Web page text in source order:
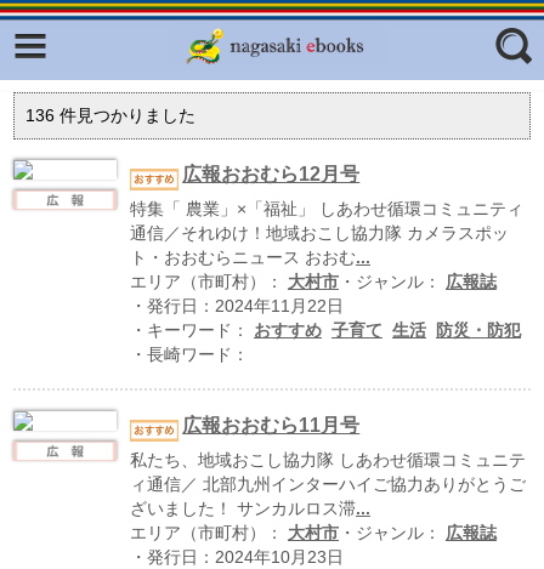
ジャンル
エリア
136件見つかりました
広報おおむら12月号
特集「 農業」×「福祉」 しあわせ循環コミュニティ
通信／それゆけ！地域おこし協力隊 カメラスポッ
ト・おおむらニュース おおむ...
エリア（市町村）： 大村市・ジャンル： 広報誌
・発行日：2024年11月22日
・キーワード： おすすめ 子育て 生活
防災・防犯
・長崎ワード：
広報おおむら11月号
私たち、地域おこし協力隊 しあわせ循環コミュニテ
ィ通信／ 北部九州インターハイご協力ありがとうご
ざいました！ サンカルロス滞...
エリア（市町村）： 大村市・ジャンル： 広報誌
・発行日：2024年10月23日
Facebook
ふくいろキラリプロジェクト
ラリー（TOKYO Brochures）
復興応援企画
はじめてご利用される方へ
広報誌ナビ
長崎と天草地方の潜伏キリシタン
関連遺産
大学・専門学校ナビ
ハイスクールナビ